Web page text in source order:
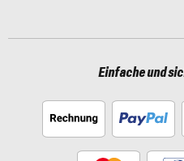
Einfache und